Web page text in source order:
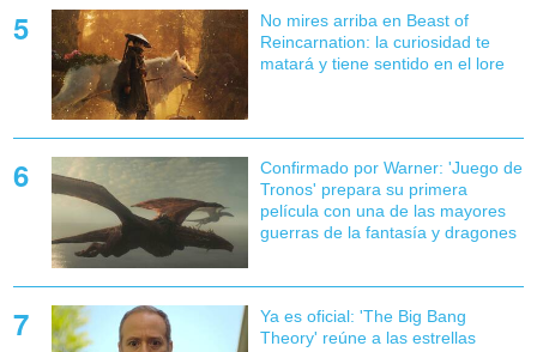
No mires arriba en Beast of
Reincarnation: la curiosidad te
matará y tiene sentido en el lore
Confirmado por Warner: 'Juego de
Tronos' prepara su primera
película con una de las mayores
guerras de la fantasía y dragones
Ya es oficial: 'The Big Bang
Theory' reúne a las estrellas